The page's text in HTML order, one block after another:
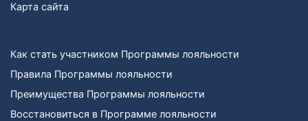
Карта сайта
Как стать участником Программы лояльности
Правила Программы лояльности
Преимущества Программы лояльности
Восстановиться в Программе лояльности